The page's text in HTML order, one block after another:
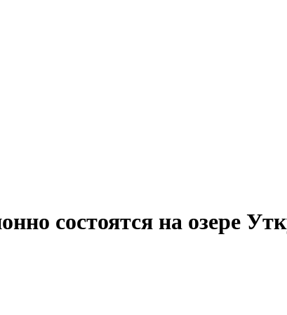
состоятся на озере